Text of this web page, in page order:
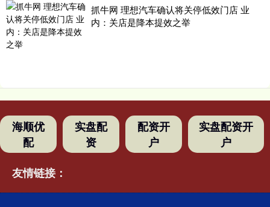
抓牛网 理想汽车确认将关停低效门店 业
内：关店是降本提效之举
海顺优
配
实盘配
资
配资开
户
实盘配资开
户
友情链接：